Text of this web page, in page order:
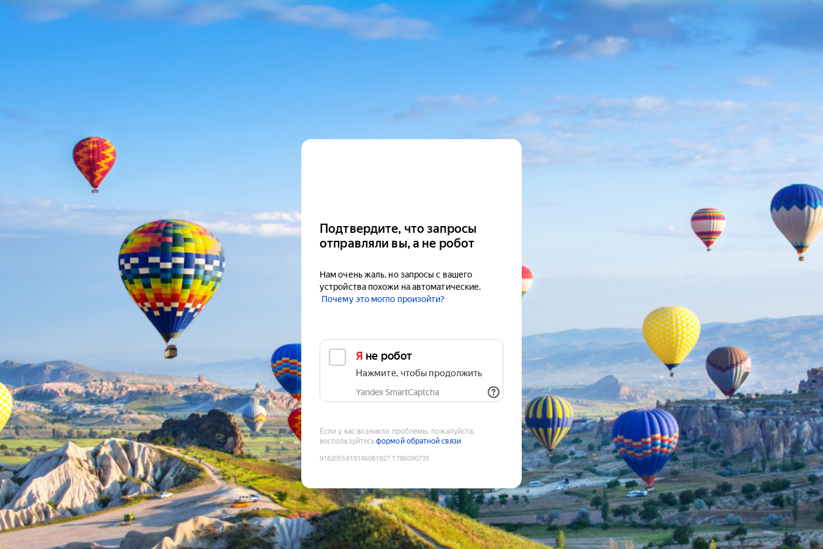
Подтвердите, что запросы
отправляли вы, а не робот
Нам очень жаль, но запросы с вашего
устройства похожи на автоматические.
Почему это могло произойти?
Я не робот
Нажмите, чтобы продолжить
Yandex SmartCaptcha
Если у вас возникли проблемы, пожалуйста,
воспользуйтесьформой обратной связи
9182055819146081927:1786090735